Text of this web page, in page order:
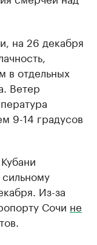
на 26 декабря
в отдельных
Ветер
9-14 градусов
Из-за
Сочи не